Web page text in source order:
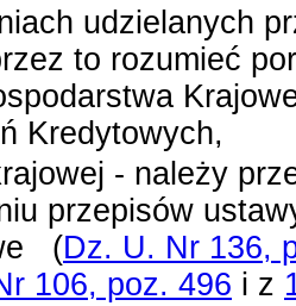
udzielanych
to rozumieć
Kredytowych,
- należy
przepisów
(Dz. U. Nr 136,
106, poz. 496 i z